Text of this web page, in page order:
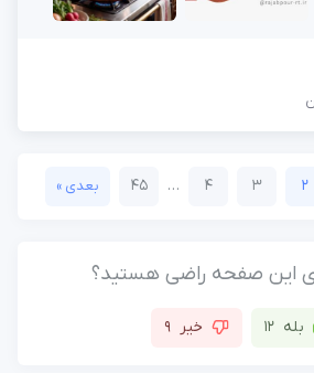
2
3
4
…
45 بعدی »
این صفحه راضی هستید؟
بله 12 خیر 9